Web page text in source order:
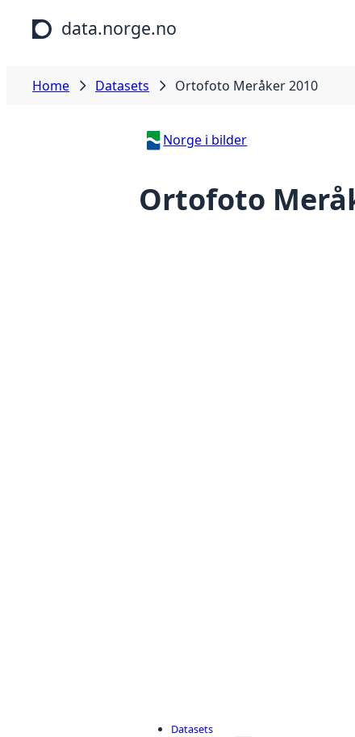
Skip to main content
data.norge.no
Home Datasets Ortofoto Meråker 2010
Norge i bilder
Ortofoto
Datasets